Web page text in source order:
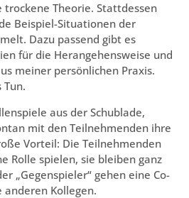
trockene Theorie. Stattdessen
Beispiel-Situationen der
Dazu passend gibt es
für die Herangehensweise und
meiner persönlichen Praxis.
aus der Schublade,
mit den Teilnehmenden ihre
Vorteil: Die Teilnehmenden
Rolle spielen, sie bleiben ganz
„Gegenspieler“ gehen eine Co-
Kollegen.